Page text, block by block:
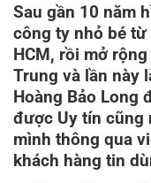
Sau gần 10 năm
công ty nhỏ bé
HCM, rồi mở
Trung và lần này
Hoàng Bảo Long
được Uy tín cũng
mình thông qua
khách hàng tin